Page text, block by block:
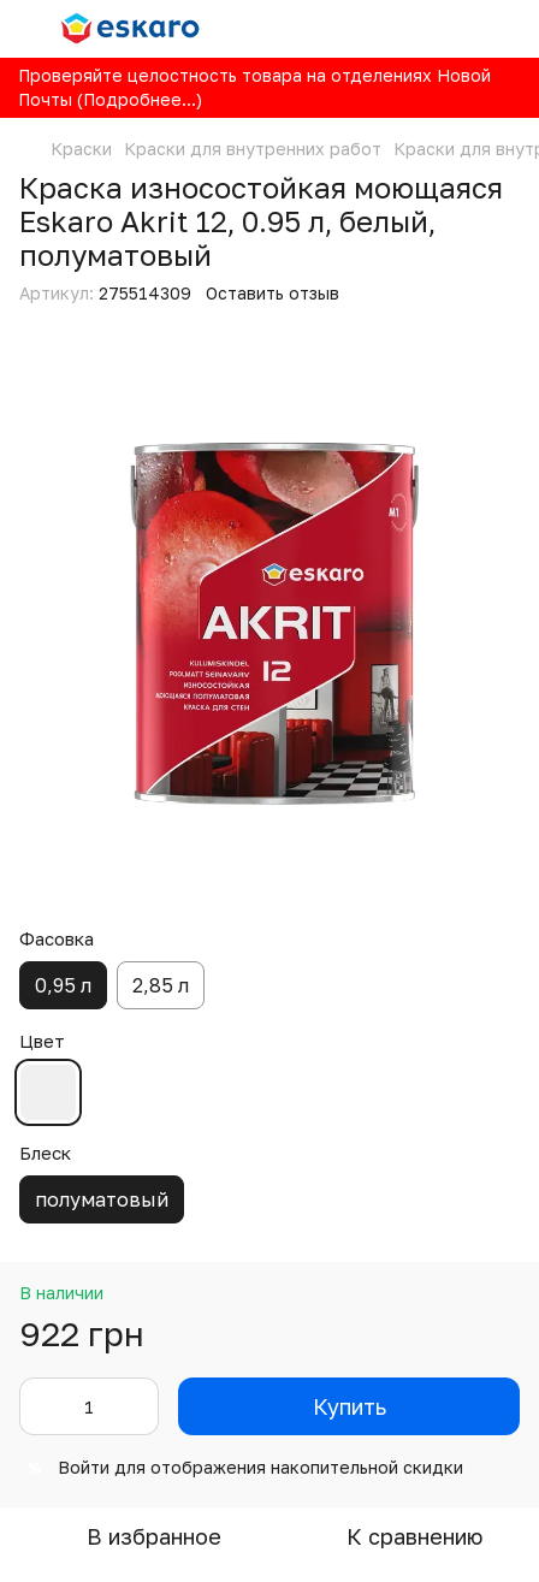
Проверяйте целостность товара на отделениях Новой
Почты (Подробнее...)
Краски Краски для внутренних работ Краски для
Краска износостойкая моющаяся
Eskaro Akrit 12, 0.95 л, белый,
полуматовый
Артикул: 275514309 Оставить отзыв
Фасовка
0,95 л 2,85 л
Цвет
Блеск
полуматовый
В наличии
922 грн
Купить
Войти для отображения накопительной скидки
В избранное К сравнению